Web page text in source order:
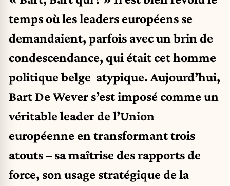
temps où les leaders européens se
demandaient, parfois avec un brin de
condescendance, qui était cet homme
politique belge atypique. Aujourd’hui,
Bart De Wever s’est imposé comme un
véritable leader de l’Union
européenne en transformant trois
atouts – sa maîtrise des rapports de
force, son usage stratégique de la